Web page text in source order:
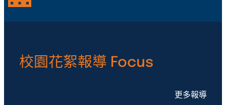
校園花絮報導 Focus
更多報導